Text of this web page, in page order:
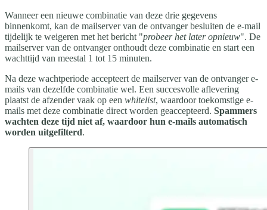
Wanneer een nieuwe combinatie van deze drie gegevens
binnenkomt, kan de mailserver van de ontvanger besluiten de e-mail
tijdelijk te weigeren met het bericht "probeer het later opnieuw". De
mailserver van de ontvanger onthoudt deze combinatie en start een
wachttijd van meestal 1 tot 15 minuten.
Na deze wachtperiode accepteert de mailserver van de ontvanger e-
mails van dezelfde combinatie wel. Een succesvolle aflevering
plaatst de afzender vaak op een whitelist, waardoor toekomstige e-
mails met deze combinatie direct worden geaccepteerd. Spammers
wachten deze tijd niet af, waardoor hun e-mails automatisch
worden uitgefilterd.